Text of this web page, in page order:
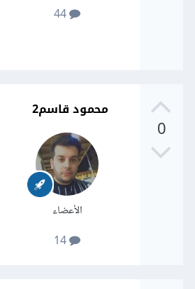
0
محمود قاسم2
الأعضاء